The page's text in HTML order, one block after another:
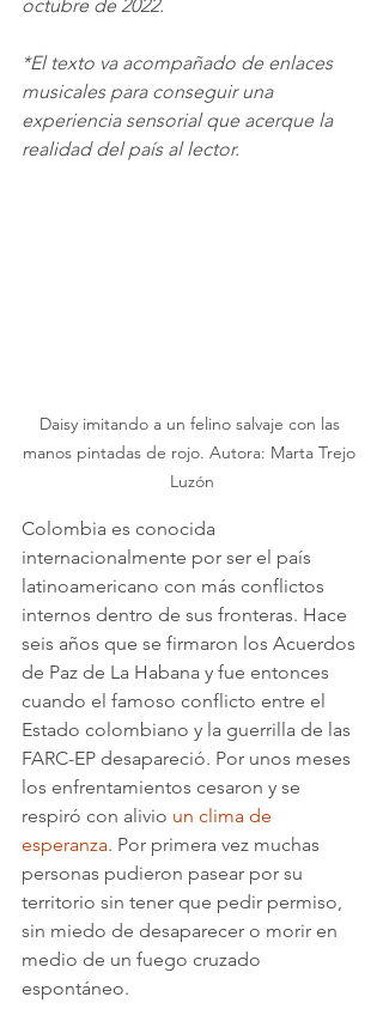
octubre de 2022.
*El texto va acompañado de enlaces
musicales para conseguir una
experiencia sensorial que acerque la
realidad del país al lector.
Daisy imitando a un felino salvaje con las
manos pintadas de rojo. Autora: Marta Trejo
Luzón
Colombia es conocida
internacionalmente por ser el país
latinoamericano con más conflictos
internos dentro de sus fronteras. Hace
seis años que se firmaron los Acuerdos
de Paz de La Habana y fue entonces
cuando el famoso conflicto entre el
Estado colombiano y la guerrilla de las
FARC-EP desapareció. Por unos meses
los enfrentamientos cesaron y se
respiró con alivio un clima de
esperanza. Por primera vez muchas
personas pudieron pasear por su
territorio sin tener que pedir permiso,
sin miedo de desaparecer o morir en
medio de un fuego cruzado
espontáneo.